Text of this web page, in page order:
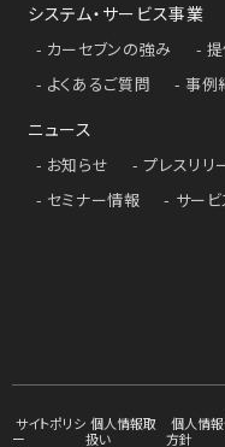
システム・サービス事業
カーセブンの強み
よくあるご質問
事例
ニュース
お知らせ プレスリリ
セミナー情報
サー
サイトポリシ
ー
個人情報取
扱い
個人情
方針